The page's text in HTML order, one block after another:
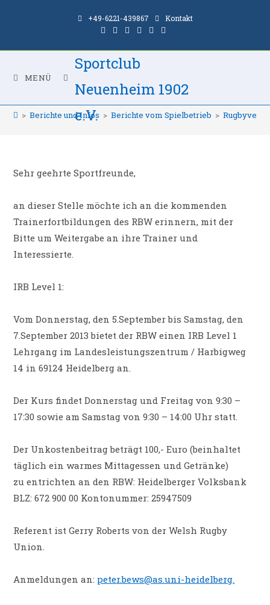
+49-6221-439867 Kontakt
MENÜ
Sportclub
Neuenheim 1902
e.V.
Trainerfortbildungen des
> Berichte und Infos > Berichte vom Spielbetrieb >
Sehr geehrte Sportfreunde,
an dieser Stelle möchte ich an die kommenden
Trainerfortbildungen des RBW erinnern, mit der
Bitte um Weitergabe an ihre Trainer und
Interessierte.
IRB Level 1:
Vom Donnerstag, den 5.September bis Samstag, den
7.September 2013 bietet der RBW einen IRB Level 1
Lehrgang im Landesleistungszentrum / Harbigweg
14 in 69124 Heidelberg an.
Der Kurs findet Donnerstag und Freitag von 9:30 –
17:30 sowie am Samstag von 9:30 – 14:00 Uhr statt.
Der Unkostenbeitrag beträgt 100,- Euro (beinhaltet
täglich ein warmes Mittagessen und Getränke)
zu entrichten an den RBW: Heidelberger Volksbank
BLZ: 672 900 00 Kontonummer: 25947509
Referent ist Gerry Roberts von der Welsh Rugby
Union.
Anmeldungen an: peter.bews@as.uni-heidelberg.